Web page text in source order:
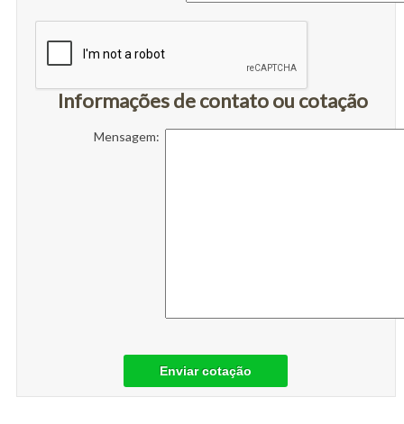
Informações de contato ou cotação
Mensagem:
Enviar cotação